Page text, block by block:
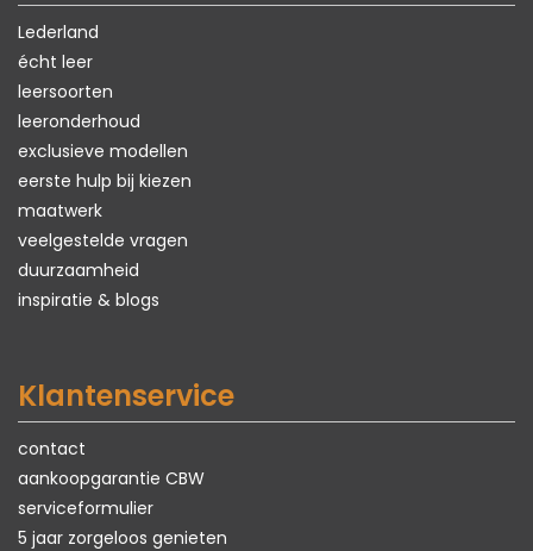
Lederland
écht leer
leersoorten
leeronderhoud
exclusieve modellen
eerste hulp bij kiezen
maatwerk
veelgestelde vragen
duurzaamheid
inspiratie & blogs
Klantenservice
contact
aankoopgarantie CBW
serviceformulier
5 jaar zorgeloos genieten